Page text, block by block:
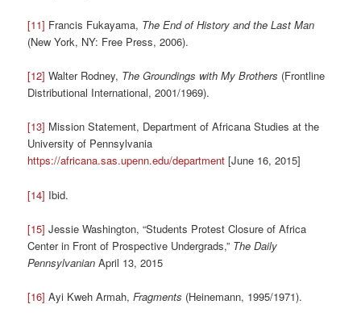
[11] Francis Fukayama, The End of History and the Last Man
(New York, NY: Free Press, 2006).
[12] Walter Rodney, The Groundings with My Brothers (Frontline
Distributional International, 2001/1969).
[13] Mission Statement, Department of Africana Studies at the
University of Pennsylvania
https://africana.sas.upenn.edu/department [June 16, 2015]
[14] Ibid.
[15] Jessie Washington, “Students Protest Closure of Africa
Center in Front of Prospective Undergrads,” The Daily
PennsylvanianApril 13, 2015
[16] Ayi Kweh Armah,Fragments (Heinemann, 1995/1971).